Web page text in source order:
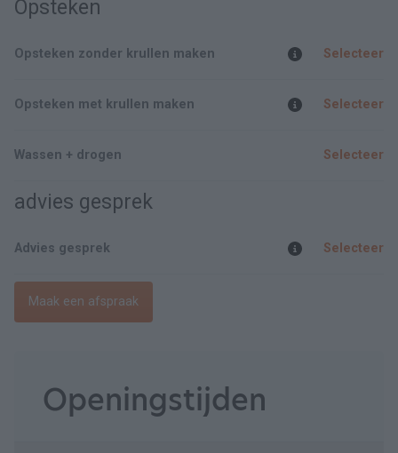
Opsteken
Opsteken zonder krullen maken Selecteer
Opsteken met krullen maken Selecteer
Wassen + drogen Selecteer
advies gesprek
Advies gesprek Selecteer
Maak een afspraak
Openingstijden